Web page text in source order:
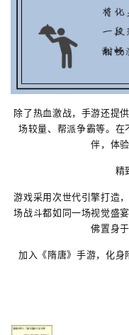
除了热血激战，手游还提
场较量、帮派争霸等。在
伴，体
精
游戏采用次世代引擎打造
场战斗都如同一场视觉盛
佛置身
加入《隋唐》手游，化身